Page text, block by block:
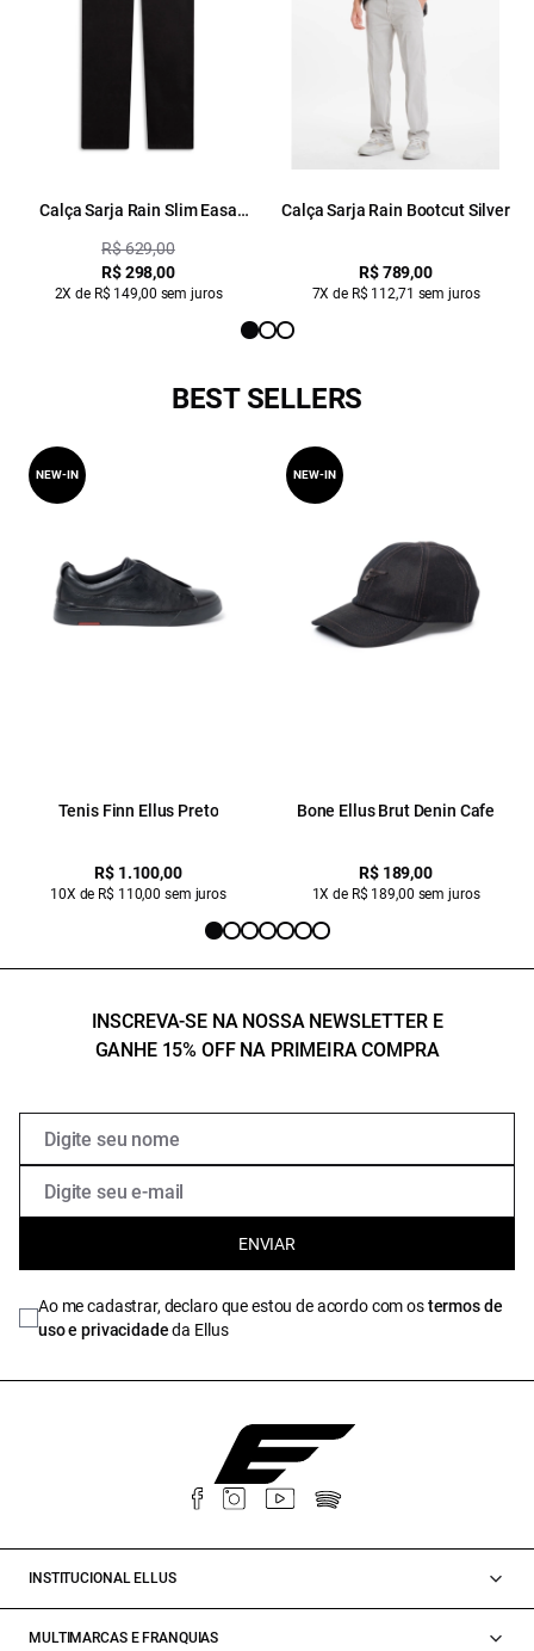
Calça Sarja Rain Slim Easa
R$ 629,00
R$ 298,00
2X de R$ 149,00 sem juros
Calça Sarja Rain Bootcut Silver
R$ 789,00
7X de R$ 112,71 sem juros
BEST SELLERS
Tenis Finn Ellus Preto
R$ 1.100,00
10X de R$ 110,00 sem juros
NEW-IN
Bone Ellus Brut Denin Cafe
R$ 189,00
1X de R$ 189,00 sem juros
NEW-IN
INSCREVA-SE NA NOSSA NEWSLETTER E
GANHE 15% OFF NA PRIMEIRA COMPRA
ENVIAR
Ao me cadastrar, declaro que estou de acordo com ostermos de
uso e privacidadeda Ellus
INSTITUCIONAL ELLUS
MULTIMARCAS E FRANQUIAS